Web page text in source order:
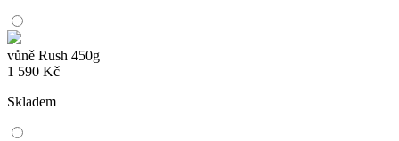
vůně Rush 450g
1 590 Kč
Skladem